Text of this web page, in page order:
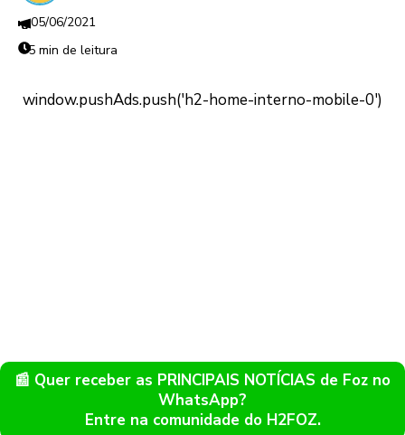
05/06/2021
5 min de leitura
📰 Quer receber as PRINCIPAIS NOTÍCIAS de Foz no
WhatsApp?
Entre na comunidade do H2FOZ.